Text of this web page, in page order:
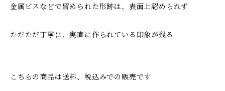
金属ビスなどで留められた形跡は、表面上認められず
ただただ丁寧に、実直に作られている印象が残る
こちらの商品は送料、税込みでの販売です